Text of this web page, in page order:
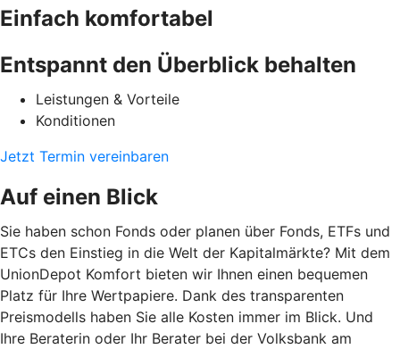
Einfach komfortabel
Entspannt den Überblick behalten
Leistungen & Vorteile
Konditionen
Jetzt Termin vereinbaren
Auf einen Blick
Sie haben schon Fonds oder planen über Fonds, ETFs und
ETCs den Einstieg in die Welt der Kapitalmärkte? Mit dem
UnionDepot Komfort bieten wir Ihnen einen bequemen
Platz für Ihre Wertpapiere. Dank des transparenten
Preismodells haben Sie alle Kosten immer im Blick. Und
Ihre Beraterin oder Ihr Berater bei der Volksbank am